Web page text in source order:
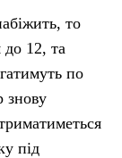
то
до 12, та
по
знову
під